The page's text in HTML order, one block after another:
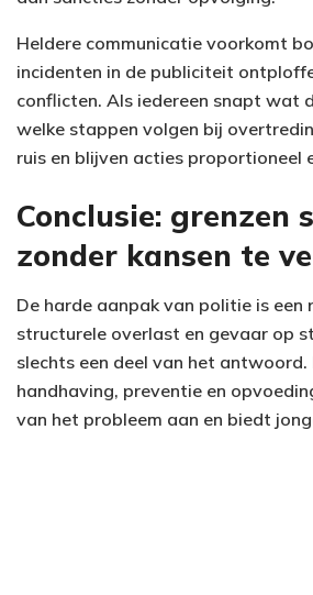
Heldere communicatie voorkomt
incidenten in de publiciteit
conflicten. Als iedereen snapt wat
welke stappen volgen bij
ruis en blijven acties proportioneel
Conclusie: grenzen
zonder kansen te
De harde aanpak van politie is een
structurele overlast en gevaar op
slechts een deel van het antwoord.
handhaving, preventie en
van het probleem aan en biedt